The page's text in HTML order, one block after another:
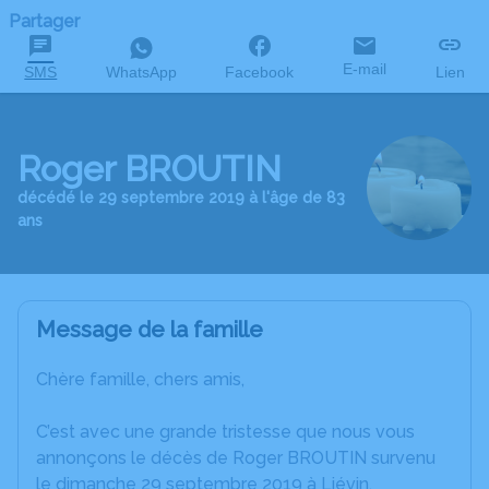
Partager
SMS WhatsApp Facebook E-mail Lien
Roger BROUTIN
décédé le 29 septembre 2019 à l'âge de 83
ans
Message de la famille
Chère famille, chers amis,
C’est avec une grande tristesse que nous vous
annonçons le décès de Roger BROUTIN survenu
le dimanche 29 septembre 2019 à Liévin.